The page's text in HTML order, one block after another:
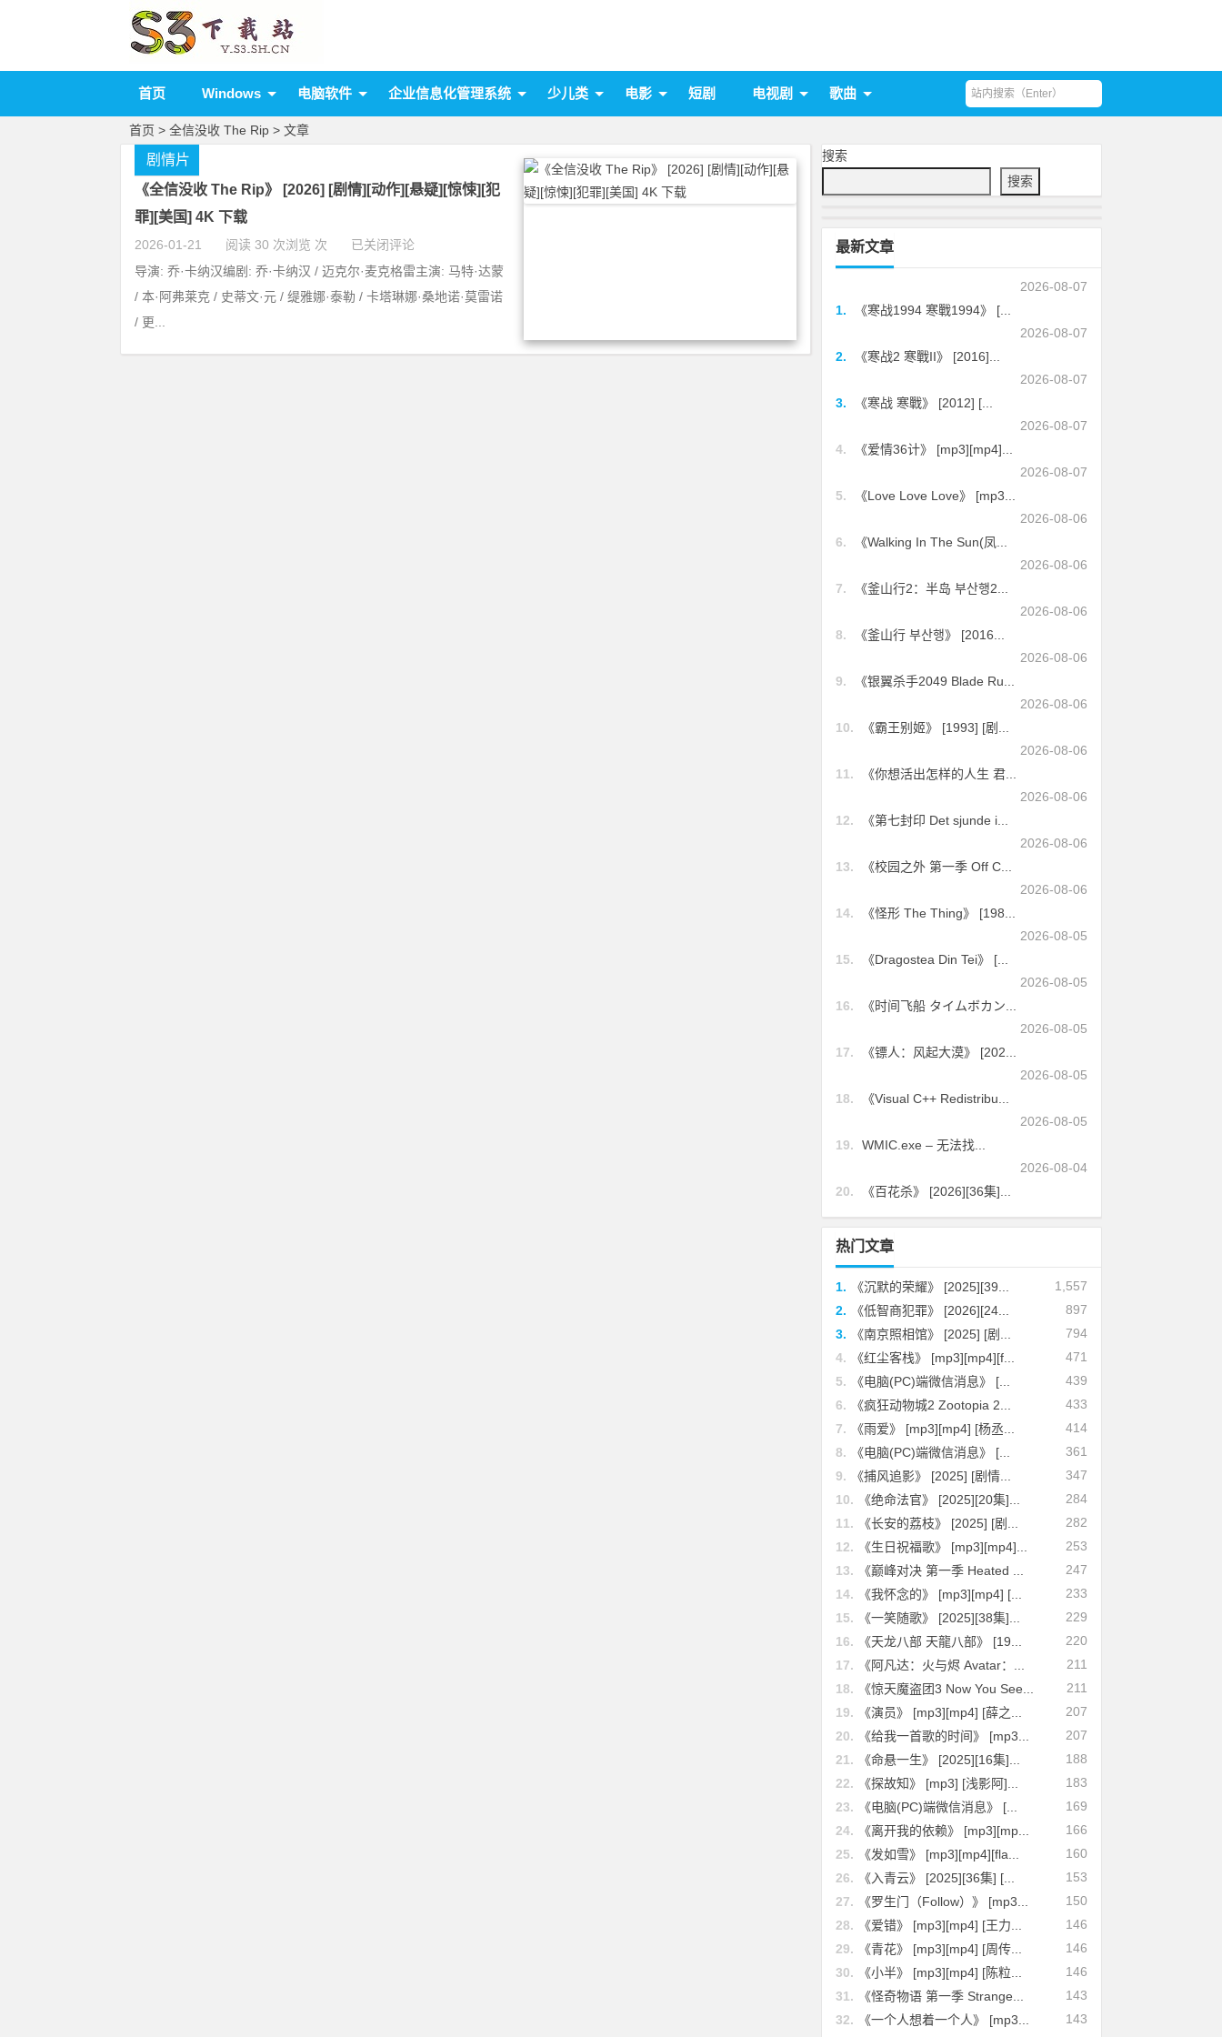
首页 Windows 电脑软件 企业信息化管理系统 少儿类 电影 短剧 电视剧 歌曲
首页 > 全信没收 The Rip > 文章
《全信没收 The Rip》 [2026] [剧情][动作][悬疑][惊悚][犯
罪][美国] 4K 下载
2026-01-21 阅读 30 次浏览 次 已关闭评论
剧情片
导演: 乔·卡纳汉编剧: 乔·卡纳汉 / 迈克尔·麦克格雷主演: 马特·达蒙
/ 本·阿弗莱克 / 史蒂文·元 / 缇雅娜·泰勒 / 卡塔琳娜·桑地诺·莫雷诺
/ 更...
搜索
搜索
最新文章
2026-08-07
1.
《寒战1994 寒戰1994》 [...
2026-08-07
2.
《寒战2 寒戰II》 [2016]...
2026-08-07
3.
《寒战 寒戰》 [2012] [...
2026-08-07
4.
《爱情36计》 [mp3][mp4]...
2026-08-07
5.
《Love Love Love》 [mp3...
2026-08-06
6.
《Walking In The Sun(凤...
2026-08-06
7.
《釜山行2：半岛 부산행2...
2026-08-06
8.
《釜山行 부산행》 [2016...
2026-08-06
9.
《银翼杀手2049 Blade Ru...
2026-08-06
10.
《霸王别姬》 [1993] [剧...
2026-08-06
11.
《你想活出怎样的人生 君...
2026-08-06
12.
《第七封印 Det sjunde i...
2026-08-06
13.
《校园之外 第一季 Off C...
2026-08-06
14.
《怪形 The Thing》 [198...
2026-08-05
15.
《Dragostea Din Tei》 [...
2026-08-05
16.
《时间飞船 タイムボカン...
2026-08-05
17.
《镖人：风起大漠》 [202...
2026-08-05
18.
《Visual C++ Redistribu...
2026-08-05
19.
WMIC.exe – 无法找...
2026-08-04
20.
《百花杀》 [2026][36集]...
热门文章
1,557
1.
《沉默的荣耀》 [2025][39...
897
2.
《低智商犯罪》 [2026][24...
794
3.
《南京照相馆》 [2025] [剧...
471
4.
《红尘客栈》 [mp3][mp4][f...
439
5.
《电脑(PC)端微信消息》 [...
433
6.
《疯狂动物城2 Zootopia 2...
414
7.
《雨爱》 [mp3][mp4] [杨丞...
361
8.
《电脑(PC)端微信消息》 [...
347
9.
《捕风追影》 [2025] [剧情...
284
10.
《绝命法官》 [2025][20集]...
282
11.
《长安的荔枝》 [2025] [剧...
253
12.
《生日祝福歌》 [mp3][mp4]...
247
13.
《巅峰对决 第一季 Heated ...
233
14.
《我怀念的》 [mp3][mp4] [...
229
15.
《一笑随歌》 [2025][38集]...
220
16.
《天龙八部 天龍八部》 [19...
211
17.
《阿凡达：火与烬 Avatar：...
211
18.
《惊天魔盗团3 Now You See...
207
19.
《演员》 [mp3][mp4] [薛之...
207
20.
《给我一首歌的时间》 [mp3...
188
21.
《命悬一生》 [2025][16集]...
183
22.
《探故知》 [mp3] [浅影阿]...
169
23.
《电脑(PC)端微信消息》 [...
166
24.
《离开我的依赖》 [mp3][mp...
160
25.
《发如雪》 [mp3][mp4][fla...
153
26.
《入青云》 [2025][36集] [...
150
27.
《罗生门（Follow）》 [mp3...
146
28.
《爱错》 [mp3][mp4] [王力...
146
29.
《青花》 [mp3][mp4] [周传...
146
30.
《小半》 [mp3][mp4] [陈粒...
143
31.
《怪奇物语 第一季 Strange...
143
32.
《一个人想着一个人》 [mp3...